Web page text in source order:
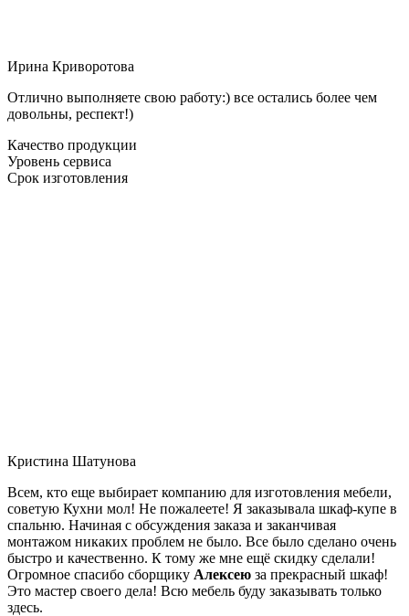
Ирина Криворотова
Отлично выполняете свою работу:) все остались более чем
довольны, респект!)
Качество продукции
Уровень сервиса
Срок изготовления
Кристина Шатунова
Всем, кто еще выбирает компанию для изготовления мебели,
советую Кухни мол! Не пожалеете! Я заказывала шкаф-купе в
спальню. Начиная с обсуждения заказа и заканчивая
монтажом никаких проблем не было. Все было сделано очень
быстро и качественно. К тому же мне ещё скидку сделали!
Огромное спасибо сборщику Алексею за прекрасный шкаф!
Это мастер своего дела! Всю мебель буду заказывать только
здесь.